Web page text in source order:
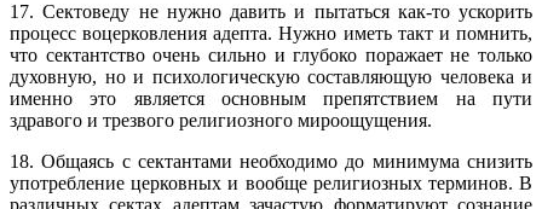
17. Сектоведу не нужно давить и пытаться как-то ускорить
процесс воцерковления адепта. Нужно иметь такт и помнить,
что сектантство очень сильно и глубоко поражает не только
духовную, но и психологическую составляющую человека и
именно это является основным препятствием на пути
здравого и трезвого религиозного мироощущения.
18. Общаясь с сектантами необходимо до минимума снизить
употребление церковных и вообще религиозных терминов. В